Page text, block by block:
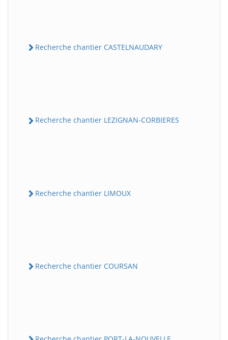
Recherche chantier CASTELNAUDARY
Recherche chantier LEZIGNAN-CORBIERES
Recherche chantier LIMOUX
Recherche chantier COURSAN